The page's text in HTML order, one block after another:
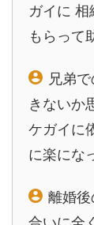
ガイに
もらって
兄弟
きないか
ケガイに
に楽にな
離婚